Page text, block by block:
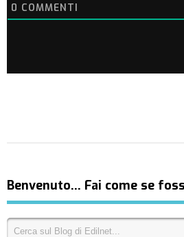
0 COMMENTI
Benvenuto… Fai come se